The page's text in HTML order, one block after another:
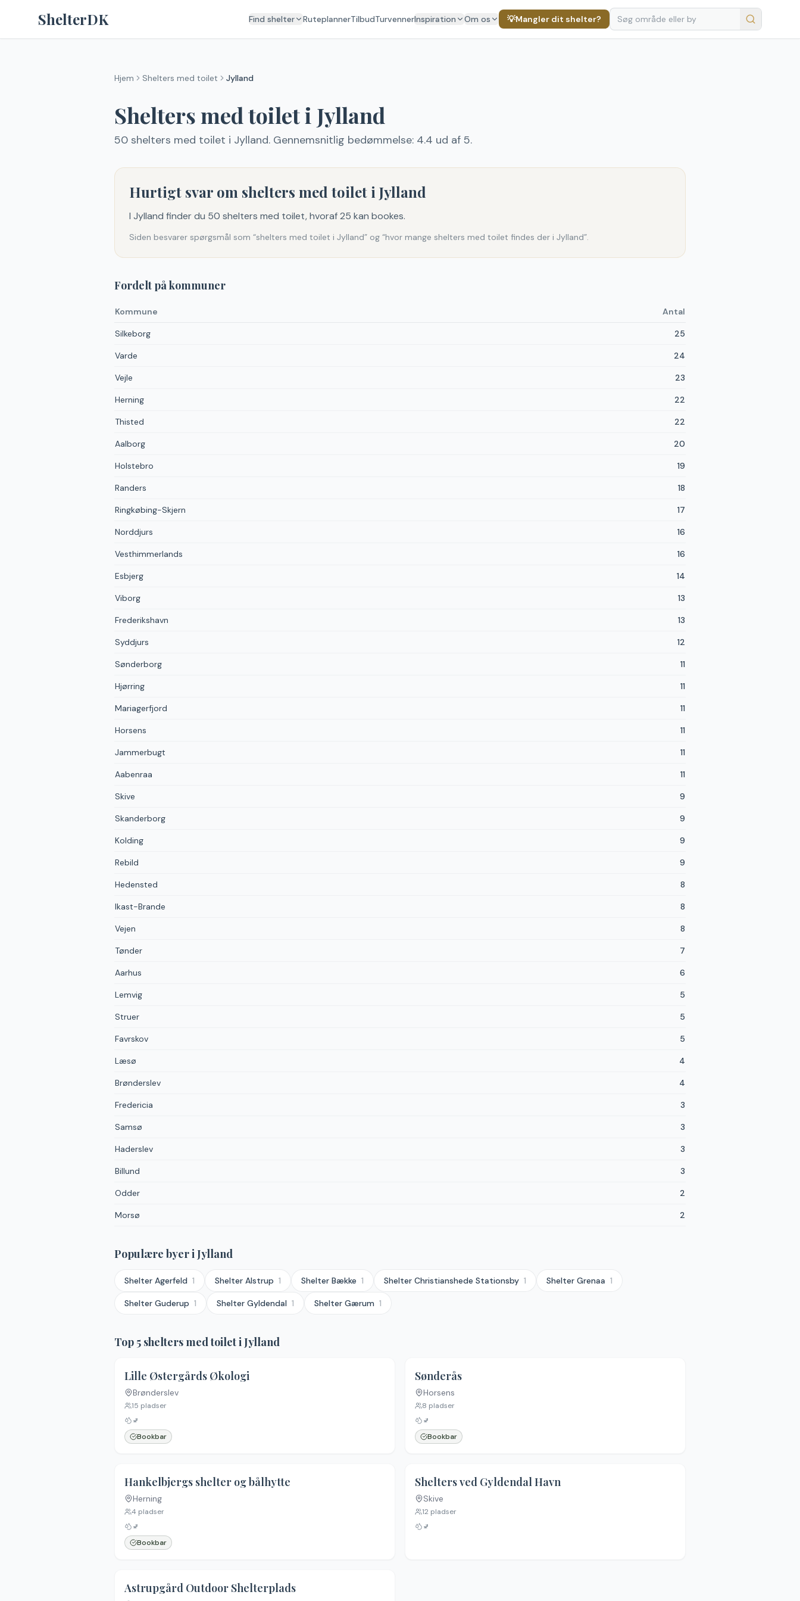
ShelterDK Find shelter RuteplannerTilbudTurvennerInspiration Om os 💡Mangler dit shelter?
Hjem Shelters med toilet Jylland
Shelters med toileti Jylland
50 shelters med toilet i Jylland. Gennemsnitlig bedømmelse: 4.4 ud af 5.
Hurtigt svar om shelters med toilet i Jylland
I Jylland finder du 50 shelters med toilet, hvoraf 25 kan bookes.
Siden besvarer spørgsmål som “shelters med toilet i Jylland” og “hvor mange shelters med toilet findes der i Jylland”.
Fordelt på kommuner
Kommune Antal
Silkeborg 25
Varde 24
Vejle 23
Herning 22
Thisted 22
Aalborg 20
Holstebro 19
Randers 18
Ringkøbing-Skjern 17
Norddjurs 16
Vesthimmerlands 16
Esbjerg 14
Viborg 13
Frederikshavn 13
Syddjurs 12
Sønderborg 11
Hjørring 11
Mariagerfjord 11
Horsens 11
Jammerbugt 11
Aabenraa 11
Skive 9
Skanderborg 9
Kolding 9
Rebild 9
Hedensted 8
Ikast-Brande 8
Vejen 8
Tønder 7
Aarhus 6
Lemvig 5
Struer 5
Favrskov 5
Læsø 4
Brønderslev 4
Fredericia 3
Samsø 3
Haderslev 3
Billund 3
Odder 2
Morsø 2
Populære byeri Jylland
Shelter Agerfeld 1 Shelter Alstrup 1 Shelter Bække 1 Shelter Christianshede Stationsby 1 Shelter Grenaa 1
Shelter Guderup 1 Shelter Gyldendal 1 Shelter Gærum 1
Top 5 shelters med toileti Jylland
Lille Østergårds Økologi
Brønderslev
15 pladser
🚽
Bookbar
Sønderås
Horsens
8 pladser
🚽
Bookbar
Hankelbjergs shelter og bålhytte
Herning
4 pladser
🚽
Bookbar
Shelters ved Gyldendal Havn
Skive
12 pladser
🚽
Astrupgård Outdoor Shelterplads